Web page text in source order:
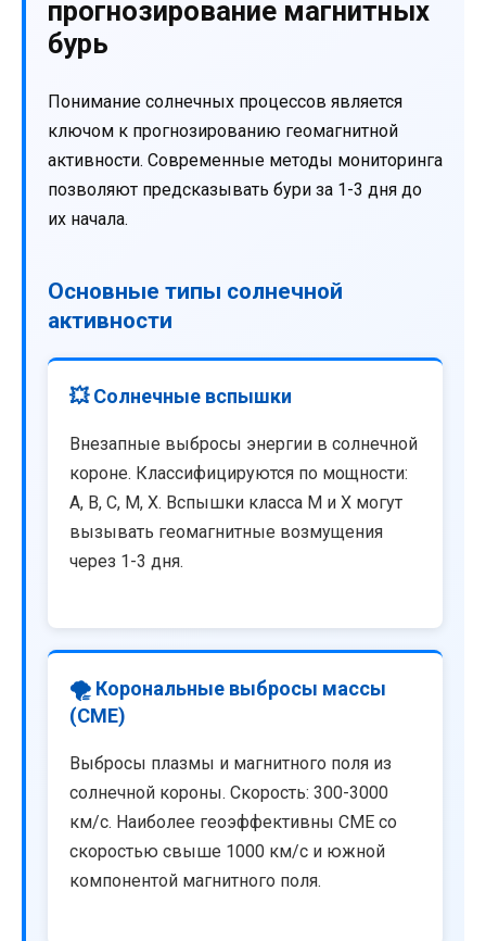
прогнозирование магнитных
бурь
Понимание солнечных процессов является
ключом к прогнозированию геомагнитной
активности. Современные методы мониторинга
позволяют предсказывать бури за 1-3 дня до
их начала.
Основные типы солнечной
активности
💥 Солнечные вспышки
Внезапные выбросы энергии в солнечной
короне. Классифицируются по мощности:
A, B, C, M, X. Вспышки класса M и X могут
вызывать геомагнитные возмущения
через 1-3 дня.
🌪️ Корональные выбросы массы
(CME)
Выбросы плазмы и магнитного поля из
солнечной короны. Скорость: 300-3000
км/с. Наиболее геоэффективны CME со
скоростью свыше 1000 км/с и южной
компонентой магнитного поля.